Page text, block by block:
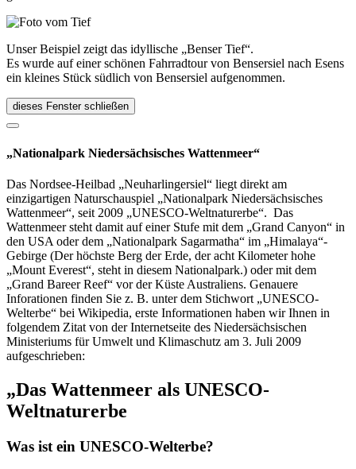
Unser Beispiel zeigt das idyllische „Benser Tief“.
Es wurde auf einer schönen Fahrradtour von Bensersiel nach Esens
ein kleines Stück südlich von Bensersiel aufgenommen.
dieses Fenster schließen
„Nationalpark Niedersächsisches Wattenmeer“
Das Nordsee-Heilbad „Neuharlingersiel“ liegt direkt am
einzigartigen Naturschauspiel „Nationalpark Niedersächsisches
Wattenmeer“, seit 2009 „UNESCO-Weltnaturerbe“. Das
Wattenmeer steht damit auf einer Stufe mit dem „Grand Canyon“ in
den USA oder dem „Nationalpark Sagarmatha“ im „Himalaya“-
Gebirge (Der höchste Berg der Erde, der acht Kilometer hohe
„Mount Everest“, steht in diesem Nationalpark.) oder mit dem
„Grand Bareer Reef“ vor der Küste Australiens. Genauere
Inforationen finden Sie z. B. unter dem Stichwort „UNESCO-
Welterbe“ bei Wikipedia, erste Informationen haben wir Ihnen in
folgendem Zitat von der Internetseite des Niedersächsischen
Ministeriums für Umwelt und Klimaschutz am 3. Juli 2009
aufgeschrieben:
„Das Wattenmeer als UNESCO-
Weltnaturerbe
Was ist ein UNESCO-Welterbe?